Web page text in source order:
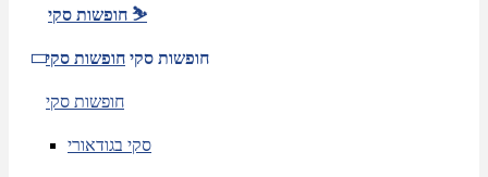
חופשות סקי ⛷️
חופשות סקי חופשות סקי
חופשות סקי
סקי בגודאורי